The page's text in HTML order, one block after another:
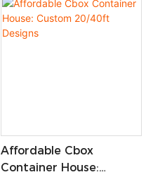
1 hingga 3 lantai bangunan
buatan khusus, untuk
Affordable Cbox
Container House: